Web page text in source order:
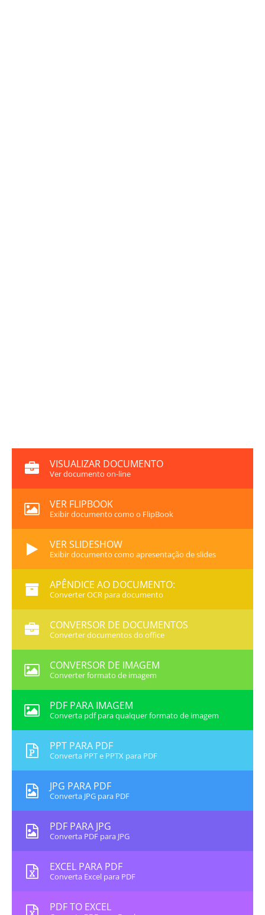
VISUALIZAR DOCUMENTO
Ver documento on-line
VER FLIPBOOK
Exibir documento como o FlipBook
VER SLIDESHOW
Exibir documento como apresentação de slides
APÊNDICE AO DOCUMENTO:
Converter OCR para documento
CONVERSOR DE DOCUMENTOS
Converter documentos do office
CONVERSOR DE IMAGEM
Converter formato de imagem
PDF PARA IMAGEM
Converta pdf para qualquer formato de imagem
PPT PARA PDF
Converta PPT e PPTX para PDF
JPG PARA PDF
Converta JPG para PDF
PDF PARA JPG
Converta PDF para JPG
EXCEL PARA PDF
Converta Excel para PDF
PDF TO EXCEL